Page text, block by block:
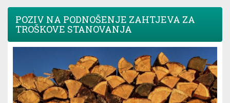
POZIV NA PODNOŠENJE ZAHTJEVA ZA
TROŠKOVE STANOVANJA